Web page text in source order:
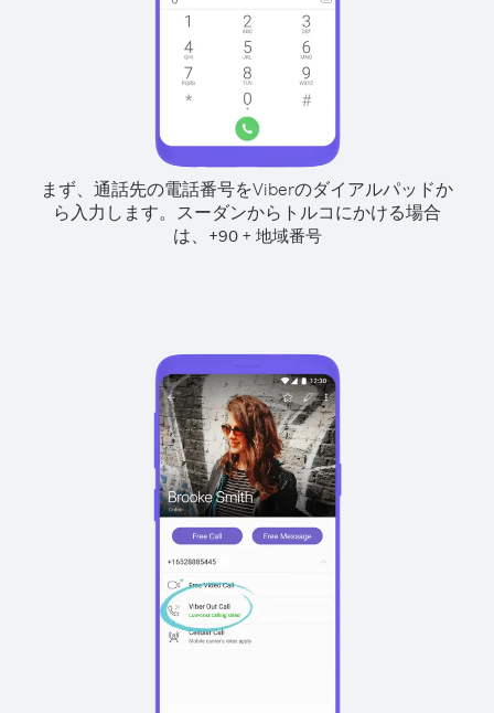
まず、通話先の電話番号をViberのダイアルパッドか
ら入力します。 スーダンからトルコにかける場合
は、
+90+ 地域番号